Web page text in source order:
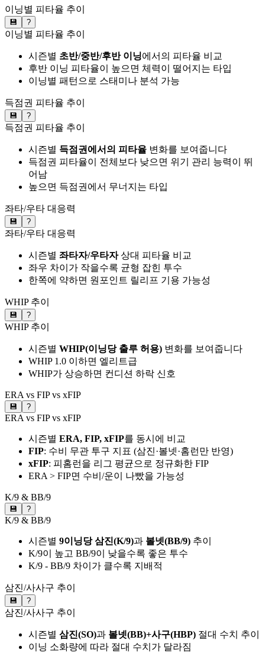
이닝별 피타율 추이
💾 ?
이닝별 피타율 추이
시즌별 초반/중반/후반 이닝에서의 피타율 비교
후반 이닝 피타율이 높으면 체력이 떨어지는 타입
이닝별 패턴으로 스태미나 분석 가능
득점권 피타율 추이
💾 ?
득점권 피타율 추이
시즌별 득점권에서의 피타율 변화를 보여줍니다
득점권 피타율이 전체보다 낮으면 위기 관리 능력이 뛰
어남
높으면 득점권에서 무너지는 타입
좌타/우타 대응력
💾 ?
좌타/우타 대응력
시즌별 좌타자/우타자상대 피타율 비교
좌우 차이가 작을수록 균형 잡힌 투수
한쪽에 약하면 원포인트 릴리프 기용 가능성
WHIP 추이
💾 ?
WHIP 추이
시즌별 WHIP(이닝당 출루 허용) 변화를 보여줍니다
WHIP 1.0 이하면 엘리트급
WHIP가 상승하면 컨디션 하락 신호
ERA vs FIP vs xFIP
💾 ?
ERA vs FIP vs xFIP
시즌별 ERA, FIP, xFIP를 동시에 비교
FIP: 수비 무관 투구 지표 (삼진·볼넷·홈런만 반영)
xFIP: 피홈런을 리그 평균으로 정규화한 FIP
ERA > FIP면 수비/운이 나빴을 가능성
K/9 & BB/9
💾 ?
K/9 & BB/9
시즌별 9이닝당 삼진(K/9)과 볼넷(BB/9) 추이
K/9이 높고 BB/9이 낮을수록 좋은 투수
K/9 - BB/9 차이가 클수록 지배적
삼진/사사구 추이
💾 ?
삼진/사사구 추이
시즌별 삼진(SO)과 볼넷(BB)+사구(HBP) 절대 수치 추이
이닝 소화량에 따라 절대 수치가 달라짐